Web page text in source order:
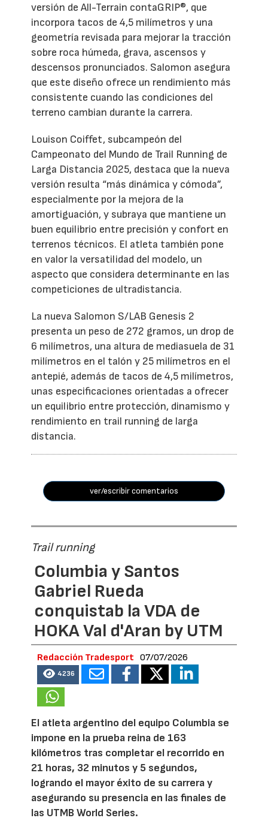
versión de All-Terrain contaGRIP®, que
incorpora tacos de 4,5 milímetros y una
geometría revisada para mejorar la tracción
sobre roca húmeda, grava, ascensos y
descensos pronunciados. Salomon asegura
que este diseño ofrece un rendimiento más
consistente cuando las condiciones del
terreno cambian durante la carrera.
Louison Coiffet, subcampeón del
Campeonato del Mundo de Trail Running de
Larga Distancia 2025, destaca que la nueva
versión resulta “más dinámica y cómoda”,
especialmente por la mejora de la
amortiguación, y subraya que mantiene un
buen equilibrio entre precisión y confort en
terrenos técnicos. El atleta también pone
en valor la versatilidad del modelo, un
aspecto que considera determinante en las
competiciones de ultradistancia.
La nueva Salomon S/LAB Genesis 2
presenta un peso de 272 gramos, un drop de
6 milímetros, una altura de mediasuela de 31
milímetros en el talón y 25 milímetros en el
antepié, además de tacos de 4,5 milímetros,
unas especificaciones orientadas a ofrecer
un equilibrio entre protección, dinamismo y
rendimiento en trail running de larga
distancia.
ver/escribir comentarios
Trail running
Columbia y Santos
Gabriel Rueda
conquistab la VDA de
HOKA Val d'Aran by UTM
Redacción Tradesport 07/07/2026
4236
El atleta argentino del equipo Columbia se
impone en la prueba reina de 163
kilómetros tras completar el recorrido en
21 horas, 32 minutos y 5 segundos,
logrando el mayor éxito de su carrera y
asegurando su presencia en las finales de
las UTMB World Series.